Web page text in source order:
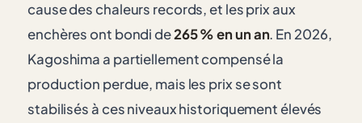
cause des chaleurs records, et les prix aux
enchères ont bondi de265 % en un an. En 2026,
Kagoshima a partiellement compensé la
production perdue, mais les prix se sont
stabilisés à ces niveaux historiquement élevés